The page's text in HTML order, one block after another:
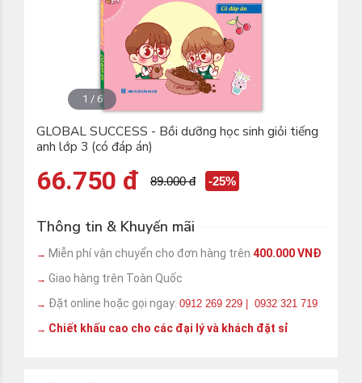
1 / 6
GLOBAL SUCCESS - Bồi dưỡng học sinh giỏi tiếng
anh lớp 3 (có đáp án)
66.750 đ 89.000 đ -25%
Thông tin & Khuyến mãi
→ Miễn phí vận chuyển cho đơn hàng trên 400.000 VNĐ
→ Giao hàng trên Toàn Quốc
→ Đặt online hoặc gọi ngay: 0912 269 229 | 0932 321 719
→ Chiết khấu cao cho các đại lý và khách đặt sỉ